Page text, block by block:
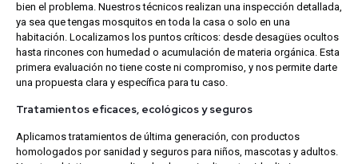
bien el problema. Nuestros técnicos realizan una inspección detallada,
ya sea que tengas mosquitos en toda la casa o solo en una
habitación. Localizamos los puntos críticos: desde desagües ocultos
hasta rincones con humedad o acumulación de materia orgánica. Esta
primera evaluación no tiene coste ni compromiso, y nos permite darte
una propuesta clara y específica para tu caso.
Tratamientos eficaces, ecológicos y seguros
Aplicamos tratamientos de última generación, con productos
homologados por sanidad y seguros para niños, mascotas y adultos.